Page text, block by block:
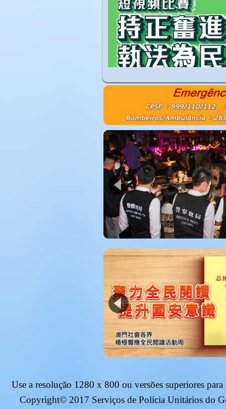
Use a resolução 1280 x 800 ou versões superiores
Copyright© 2017 Serviços de Polícia Unitários do